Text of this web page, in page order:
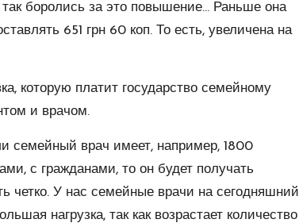
боролись за это повышение… Раньше она
651 грн 60 коп. То есть, увеличена на
которую платит государство семейному
и врачом.
семейный врач имеет, например, 1800
с гражданами, то он будет получать
четко. У нас семейные врачи на сегодняшний
нагрузка, так как возрастает количество